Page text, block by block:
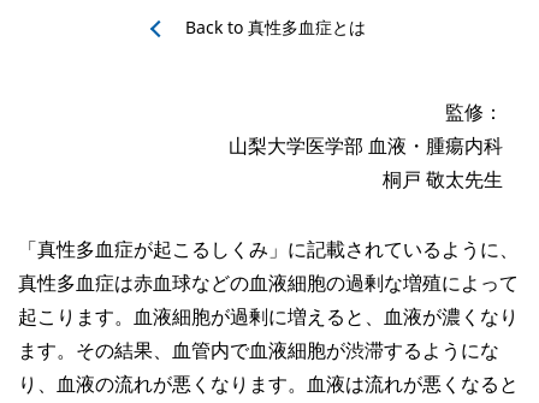
Back to 真性多血症とは
監修：
山梨大学医学部 血液・腫瘍内科
桐戸 敬太先生
「真性多血症が起こるしくみ」に記載されているように、
真性多血症は赤血球などの血液細胞の過剰な増殖によって
起こります。血液細胞が過剰に増えると、血液が濃くなり
ます。その結果、血管内で血液細胞が渋滞するようにな
り、血液の流れが悪くなります。血液は流れが悪くなると